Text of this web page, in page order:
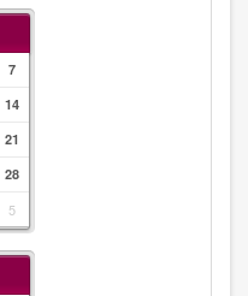
7
14
21
28
5